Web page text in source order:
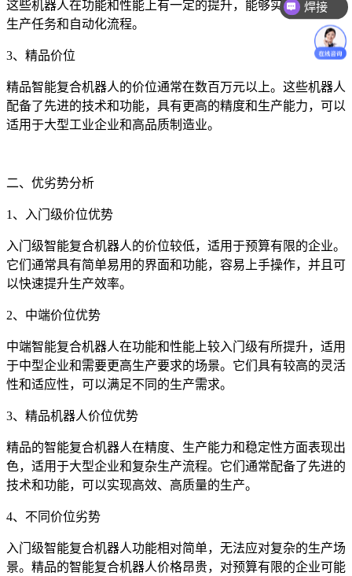
这些机器人在功能和性能上有一定的提升，能够实现更复杂的
生产任务和自动化流程。
3、精品价位
精品智能复合机器人的价位通常在数百万元以上。这些机器人
配备了先进的技术和功能，具有更高的精度和生产能力，可以
适用于大型工业企业和高品质制造业。
二、优劣势分析
1、入门级价位优势
入门级智能复合机器人的价位较低，适用于预算有限的企业。
它们通常具有简单易用的界面和功能，容易上手操作，并且可
以快速提升生产效率。
2、中端价位优势
中端智能复合机器人在功能和性能上较入门级有所提升，适用
于中型企业和需要更高生产要求的场景。它们具有较高的灵活
性和适应性，可以满足不同的生产需求。
3、精品机器人价位优势
精品的智能复合机器人在精度、生产能力和稳定性方面表现出
色，适用于大型企业和复杂生产流程。它们通常配备了先进的
技术和功能，可以实现高效、高质量的生产。
4、不同价位劣势
入门级智能复合机器人功能相对简单，无法应对复杂的生产场
景。精品的智能复合机器人价格昂贵，对预算有限的企业可能
焊接